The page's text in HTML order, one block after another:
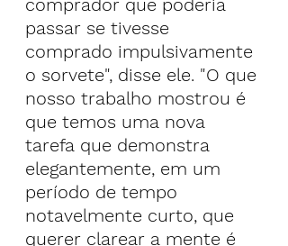
comprador que poderia
passar se tivesse
comprado impulsivamente
o sorvete", disse ele. "O que
nosso trabalho mostrou é
que temos uma nova
tarefa que demonstra
elegantemente, em um
período de tempo
notavelmente curto, que
querer clarear a mente é